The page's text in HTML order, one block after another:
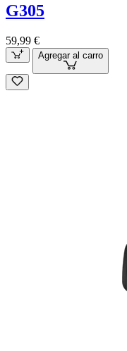
G305
59,99 €
Agregar al carro